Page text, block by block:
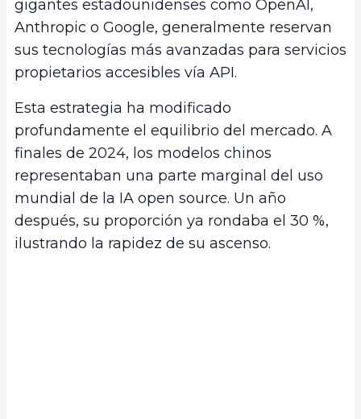
gigantes estadounidenses como OpenAI,
Anthropic o Google, generalmente reservan
sus tecnologías más avanzadas para servicios
propietarios accesibles vía API.
Esta estrategia ha modificado
profundamente el equilibrio del mercado. A
finales de 2024, los modelos chinos
representaban una parte marginal del uso
mundial de la IA open source. Un año
después, su proporción ya rondaba el 30 %,
ilustrando la rapidez de su ascenso.